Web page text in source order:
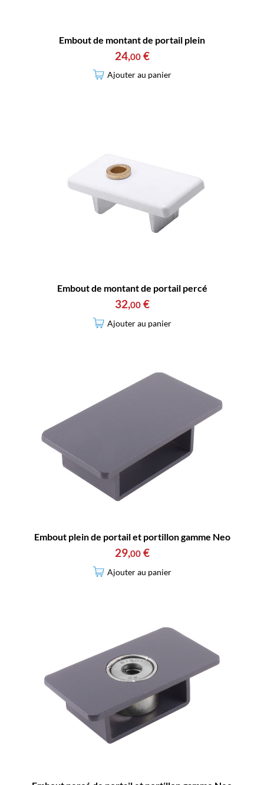
Embout de montant de portail plein
24,00 €
Ajouter au panier
Embout de montant de portail percé
32,00 €
Ajouter au panier
Embout plein de portail et portillon gamme Neo
29,00 €
Ajouter au panier